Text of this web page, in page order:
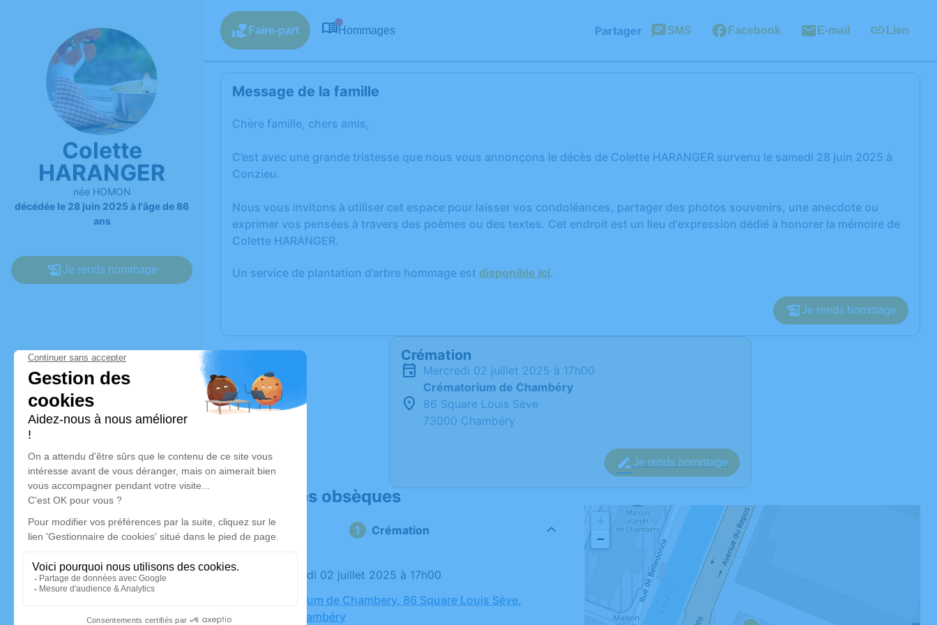
Colette
HARANGER
née HOMON
décédée le 28 juin 2025 à l'âge de 86
ans
Je rends hommage
Faire-part Hommages Partager SMS Facebook E-mail Lien
Message de la famille
Chère famille, chers amis,
C’est avec une grande tristesse que nous vous annonçons le décès de Colette HARANGER survenu le samedi 28 juin 2025 à
Conzieu.
Nous vous invitons à utiliser cet espace pour laisser vos condoléances, partager des photos souvenirs, une anecdote ou
exprimer vos pensées à travers des poèmes ou des textes. Cet endroit est un lieu d'expression dédié à honorer la mémoire de
Colette HARANGER.
Un service de plantation d’arbre hommage est disponible ici.
Je rends hommage
Crémation
mercredi 02 juillet 2025 à 17h00
Crématorium de Chambéry
86 Square Louis Sève
73000 Chambéry
Je rends hommage
Déroulé des obsèques
Crémation
Le mercredi 02 juillet 2025 à 17h00
Crématorium de Chambery, 86 Square Louis Sève,
73000 Chambéry
−